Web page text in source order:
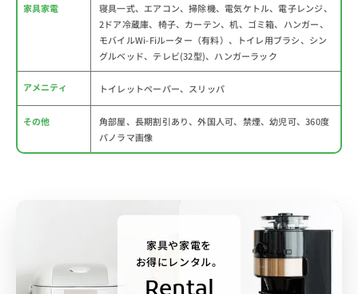
家具家電
寝具一式、エアコン、掃除機、電気ケトル、電子レンジ、
2ドア冷蔵庫、椅子、カーテン、机、ゴミ箱、ハンガー、
モバイルWi-Fiルーター（有料）、トイレ用ブラシ、シン
グルベッド、テレビ(32型)、ハンガーラック
アメニティ トイレットペーパー、スリッパ
その他
角部屋、長期割引あり、外国人可、禁煙、幼児可、360度
パノラマ画像
家具や家電を
お得にレンタル。